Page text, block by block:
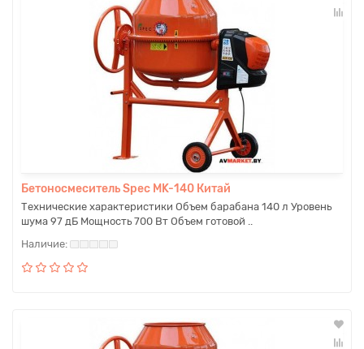
Бетоносмеситель Spec MK-140 Китай
Технические характеристики Объем барабана 140 л Уровень
шума 97 дБ Мощность 700 Вт Объем готовой ..